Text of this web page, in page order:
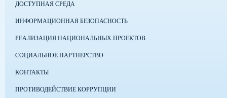
ДОСТУПНАЯ СРЕДА
ИНФОРМАЦИОННАЯ БЕЗОПАСНОСТЬ
РЕАЛИЗАЦИЯ НАЦИОНАЛЬНЫХ ПРОЕКТОВ
СОЦИАЛЬНОЕ ПАРТНЕРСТВО
КОНТАКТЫ
ПРОТИВОДЕЙСТВИЕ КОРРУПЦИИ